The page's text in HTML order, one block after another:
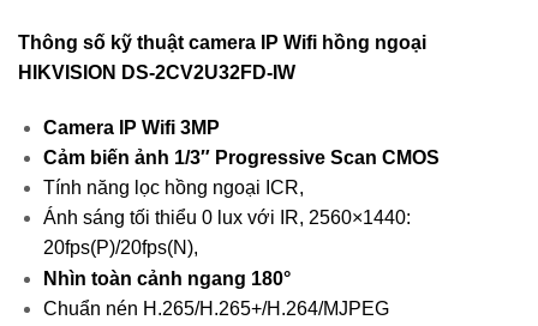
Thông số kỹ thuật camera IP Wifi hồng ngoại
HIKVISION DS-2CV2U32FD-IW
Camera IP Wifi 3MP
Cảm biến ảnh 1/3″ Progressive Scan CMOS
Tính năng lọc hồng ngoại ICR,
Ánh sáng tối thiểu 0 lux với IR, 2560×1440:
20fps(P)/20fps(N),
Nhìn toàn cảnh ngang 180°
Chuẩn nén H.265/H.265+/H.264/MJPEG